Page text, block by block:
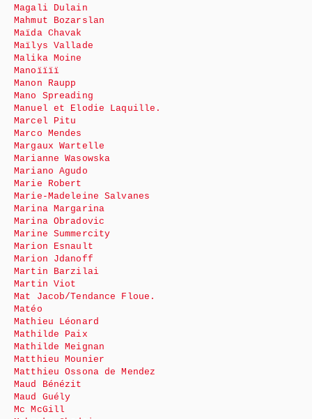
Magali Dulain
Mahmut Bozarslan
Maïda Chavak
Maïlys Vallade
Malika Moine
Manoïïïï
Manon Raupp
Mano Spreading
Manuel et Elodie Laquille.
Marcel Pitu
Marco Mendes
Margaux Wartelle
Marianne Wasowska
Mariano Agudo
Marie Robert
Marie-Madeleine Salvanes
Marina Margarina
Marina Obradovic
Marine Summercity
Marion Esnault
Marion Jdanoff
Martin Barzilai
Martin Viot
Mat Jacob/Tendance Floue.
Matéo
Mathieu Léonard
Mathilde Paix
Mathilde Meignan
Matthieu Mounier
Matthieu Ossona de Mendez
Maud Bénézit
Maud Guély
Mc McGill